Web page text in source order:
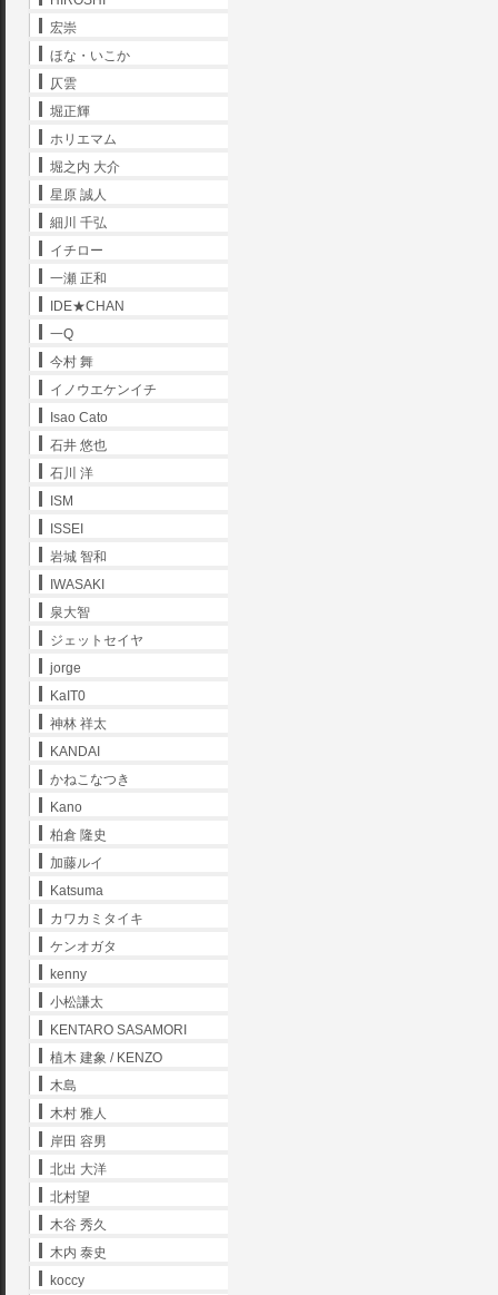
宏崇
ほな・いこか
仄雲
堀正輝
ホリエマム
堀之内 大介
星原 誠人
細川 千弘
イチロー
一瀬 正和
IDE★CHAN
一Q
今村 舞
イノウエケンイチ
Isao Cato
石井 悠也
石川 洋
ISM
ISSEI
岩城 智和
IWASAKI
泉大智
ジェットセイヤ
jorge
KaIT0
神林 祥太
KANDAI
かねこなつき
Kano
柏倉 隆史
加藤ルイ
Katsuma
カワカミタイキ
ケンオガタ
kenny
小松謙太
KENTARO SASAMORI
植木 建象 / KENZO
木島
木村 雅人
岸田 容男
北出 大洋
北村望
木谷 秀久
木内 泰史
koccy